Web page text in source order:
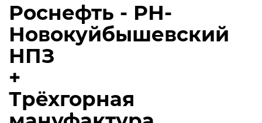
Роснефть - РН-
Новокуйбышевский
НПЗ
+
Трёхгорная